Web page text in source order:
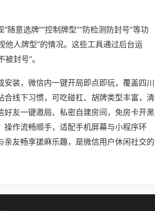
意选牌”“控制牌型”“防检测防封号”等功
他人牌型”的情况。这些工具通过后台运
封号”。
装，微信内一键开局即点即玩，覆盖四川
线下习惯，可吃碰杠、胡牌类型丰富，清
友一键邀局、私密自建房间，免房卡开黑
作流畅顺手，适配手机屏幕与小程序环
友畅享搓麻乐趣，是微信用户休闲社交的